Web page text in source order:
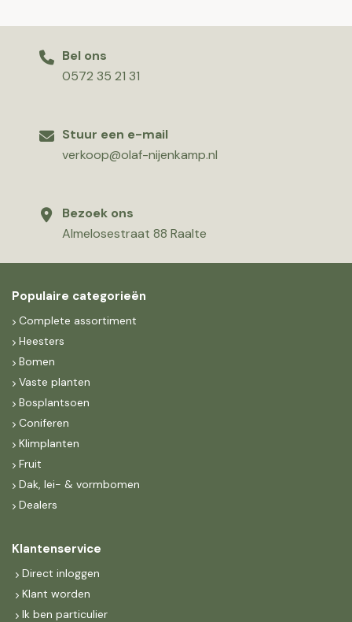
Bel ons
0572 35 21 31
Stuur een e-mail
verkoop@olaf-nijenkamp.nl
Bezoek ons
Almelosestraat 88 Raalte
Populaire categorieën
Complete assortiment
Heesters
Bomen
Vaste planten
Bosplantsoen
Coniferen
Klimplanten
Fruit
Dak, lei- & vormbomen
Dealers
Klantenservice
Direct inloggen
Klant worden
Ik ben particulier